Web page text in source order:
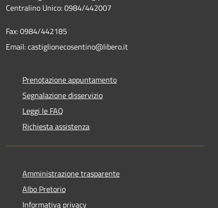
Centralino Unico: 0984/442007
Fax: 0984/442185
Email: castiglionecosentino@libero.it
Prenotazione appuntamento
Segnalazione disservizio
Leggi le FAQ
Richiesta assistenza
Amministrazione trasparente
Albo Pretorio
Informativa privacy